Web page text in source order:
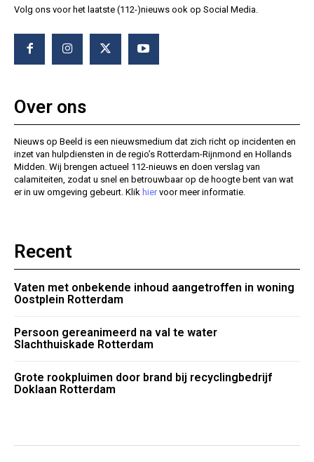
Volg ons voor het laatste (112-)nieuws ook op Social Media.
Over ons
Nieuws op Beeld is een nieuwsmedium dat zich richt op incidenten en
inzet van hulpdiensten in de regio’s Rotterdam-Rijnmond en Hollands
Midden. Wij brengen actueel 112-nieuws en doen verslag van
calamiteiten, zodat u snel en betrouwbaar op de hoogte bent van wat
er in uw omgeving gebeurt. Klik hiervoor meer informatie.
Recent
Vaten met onbekende inhoud aangetroffen in woning
Oostplein Rotterdam
Persoon gereanimeerd na val te water
Slachthuiskade Rotterdam
Grote rookpluimen door brand bij recyclingbedrijf
Doklaan Rotterdam